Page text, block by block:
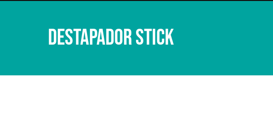
Destapador Stick